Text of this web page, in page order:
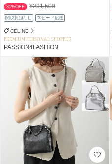
31%OFF ¥291,500
関税負担なし スピード配送
CELINE
PREMIUM PERSONAL SHOPPER
PASSION4FASHION